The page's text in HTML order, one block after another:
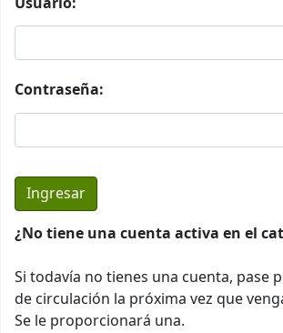
Contraseña:
¿No tiene una cuenta activa en el
Si todavía no tienes una cuenta, pase
de circulación la próxima vez que
Se le proporcionará una.